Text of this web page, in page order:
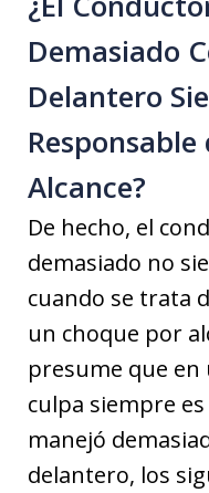
Demasiado
Delantero
Alcance?
De hecho, el
demasiado no
cuando se trata
un choque por
presume que en
culpa siempre
manejó
delantero, los